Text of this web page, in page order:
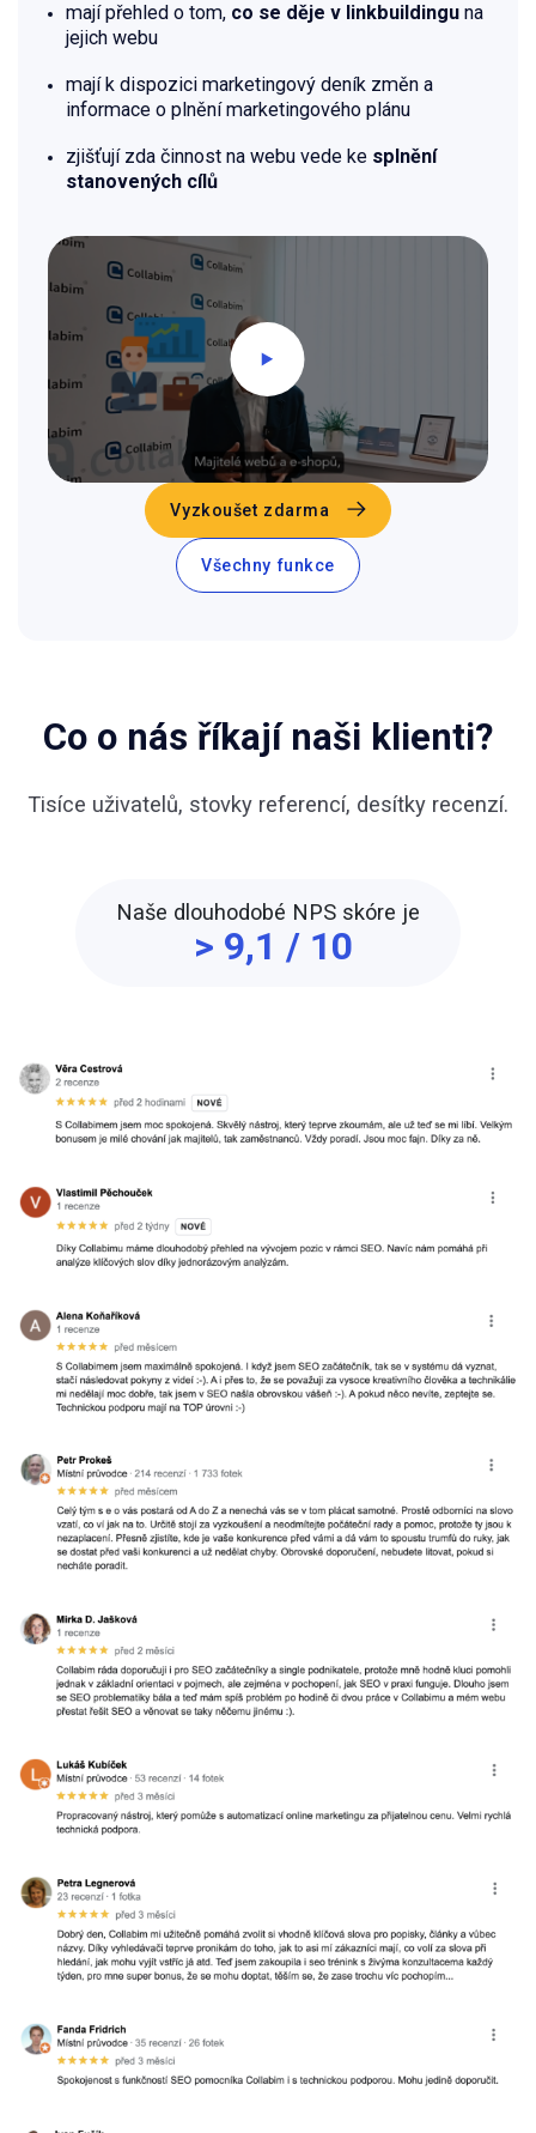
mají přehled o tom, co se děje v linkbuildingu na
jejich webu
mají k dispozici marketingový deník změn a
informace o plnění marketingového plánu
zjišťují zda činnost na webu vede ke splnění
stanovených cílů
Vyzkoušet zdarma
Všechny funkce
Co o nás říkají naši klienti?
Tisíce uživatelů, stovky referencí, desítky recenzí.
Naše dlouhodobé NPS skóre je
> 9,1 / 10